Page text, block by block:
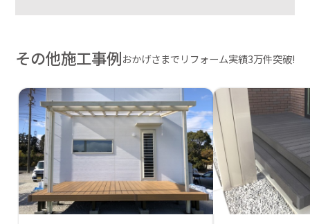
その他施工事例おかげさまでリフォーム実績3万件突破!